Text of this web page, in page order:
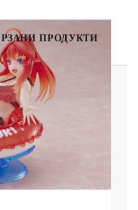
ПРОДУКТИ
Колекционерска
Nakano